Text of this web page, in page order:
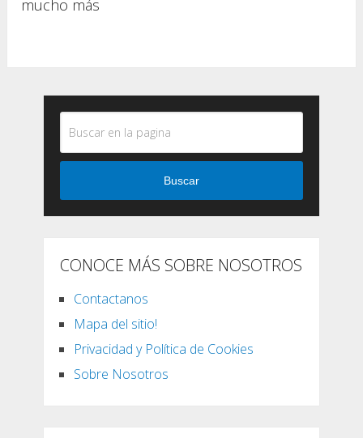
mucho más
Buscar
CONOCE MÁS SOBRE NOSOTROS
Contactanos
Mapa del sitio!
Privacidad y Política de Cookies
Sobre Nosotros